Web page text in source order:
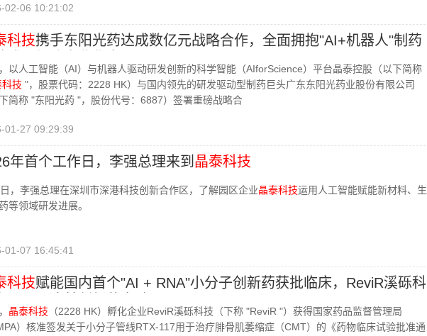
02-06 10:21:02
科技携手东阳光药达成数亿元战略合作，全面拥抱"AI+机器人"制药
以人工智能（AI）与机器人驱动研发创新的科学智能（AIforScience）平台晶泰控股（以下简称
科技 "，股票代码：2228 HK）与国内领先的研发驱动型制药巨头广东东阳光药业股份有限公司
下简称 "东阳光药 "，股份代号：6887）签署重磅战略合
01-27 09:29:39
年首个工作日，李强总理来到 晶泰科技
，李强总理在深圳市深港科技创新合作区，了解园区企业晶泰科技运用人工智能赋能新材料、生
等领域研发进展。
01-07 16:45:41
科技赋能国内首个"AI + RNA"小分子创新药获批临床，ReviR溪砾科
晶泰科技 （2228 HK）孵化企业ReviR溪砾科技（下称 "ReviR "）获得国家药品监督管理局
）核准签发关于小分子管线RTX-117用于治疗腓骨肌萎缩症（CMT）的《药物临床试验批准通